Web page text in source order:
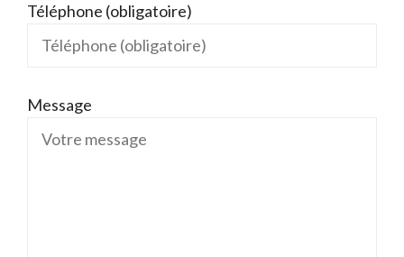
Téléphone (obligatoire)
Message